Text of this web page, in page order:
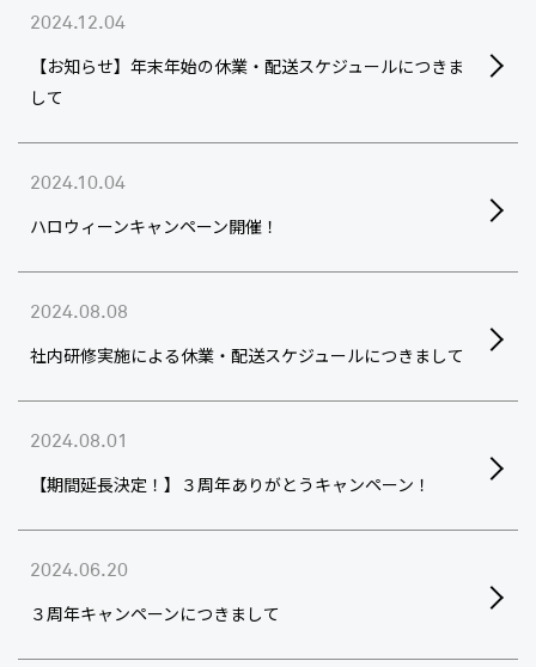
2024.12.04
【お知らせ】年末年始の休業・配送スケジュールにつきま
して
2024.10.04
ハロウィーンキャンペーン開催！
2024.08.08
社内研修実施による休業・配送スケジュールにつきまして
2024.08.01
【期間延長決定！】３周年ありがとうキャンペーン！
2024.06.20
３周年キャンペーンにつきまして